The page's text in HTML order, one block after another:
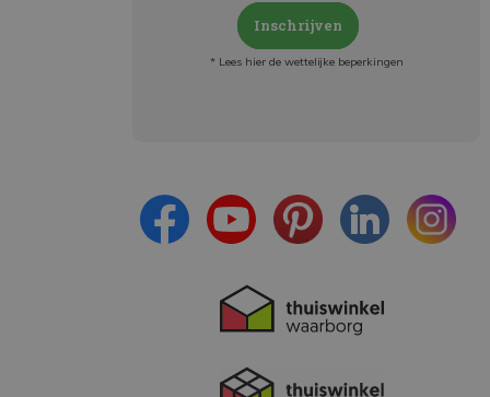
Inschrijven
* Lees hier de wettelijke beperkingen